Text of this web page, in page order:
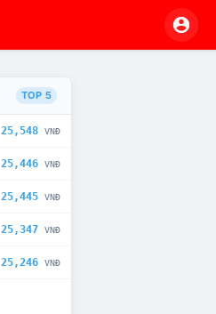
TOP 5
25,548 VNĐ
25,446 VNĐ
25,445 VNĐ
25,347 VNĐ
25,246 VNĐ